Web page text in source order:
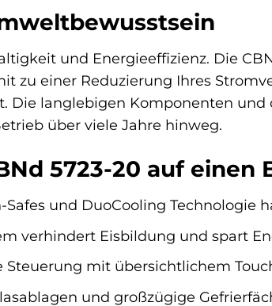
und Energieeffizienz. Die
zu einer Reduzierung Ihres
Die langlebigen Komponenten
über viele Jahre hinweg.
5723-20 auf einen
Safes und DuoCooling
verhindert Eisbildung und spart
Steuerung mit übersichtlichem
und großzügige